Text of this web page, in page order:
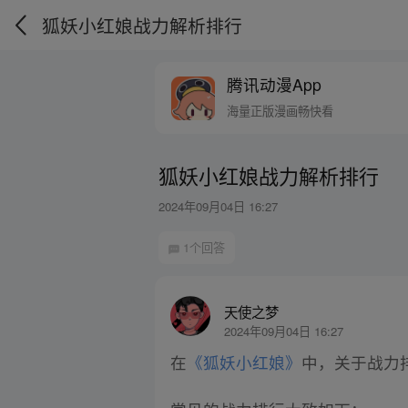
狐妖小红娘战力解析排行
腾讯动漫App
海量正版漫画畅快看
狐妖小红娘战力解析排行
2024年09月04日 16:27
1个回答
天使之梦
2024年09月04日 16:27
在 《狐妖小红娘》 中，关于战力